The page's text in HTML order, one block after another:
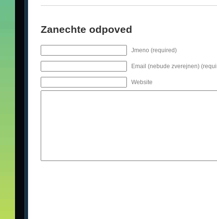
Zanechte odpoved
Jmeno (required)
Email (nebude zverejnen)
Website